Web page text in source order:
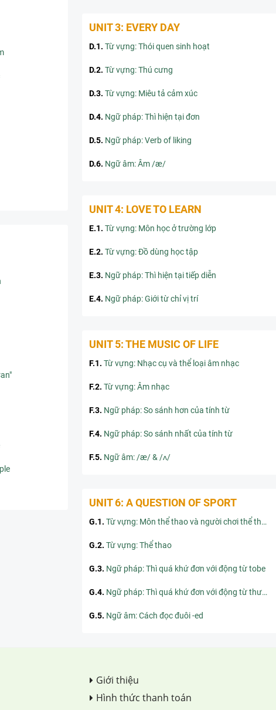
UNIT 3: EVERY DAY
D.1. Từ vựng: Thói quen sinh hoạt
D.2. Từ vựng: Thú cưng
D.3. Từ vựng: Miêu tả cảm xúc
D.4. Ngữ pháp: Thì hiện tại đơn
D.5. Ngữ pháp: Verb of liking
D.6. Ngữ âm: Âm /æ/
UNIT 4: LOVE TO LEARN
E.1. Từ vựng: Môn học ở trường lớp
E.2. Từ vựng: Đồ dùng học tập
E.3. Ngữ pháp: Thì hiện tại tiếp diễn
E.4. Ngữ pháp: Giới từ chỉ vị trí
UNIT 5: THE MUSIC OF LIFE
F.1. Từ vựng: Nhạc cụ và thể loại âm nhạc
F.2. Từ vựng: Âm nhạc
F.3. Ngữ pháp: So sánh hơn của tính từ
F.4. Ngữ pháp: So sánh nhất của tính từ
F.5. Ngữ âm: /æ/ & /ʌ/
UNIT 6: A QUESTION OF SPORT
G.1. Từ vựng: Môn thể thao và người chơi thể thao
G.2. Từ vựng: Thể thao
G.3. Ngữ pháp: Thì quá khứ đơn với động từ tobe
G.4. Ngữ pháp: Thì quá khứ đơn với động từ thường
G.5. Ngữ âm: Cách đọc đuôi -ed
Giới thiệu
Hình thức thanh toán